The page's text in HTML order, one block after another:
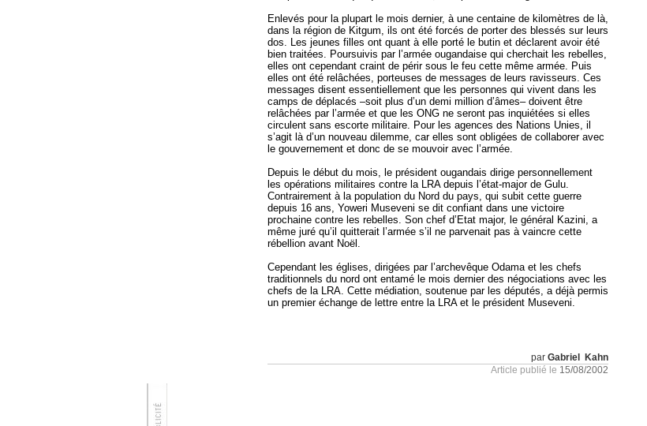
Enlevés pour la plupart le mois dernier, à une centaine de kilomètres de là,
dans la région de Kitgum, ils ont été forcés de porter des blessés sur leurs
dos. Les jeunes filles ont quant à elle porté le butin et déclarent avoir été
bien traitées. Poursuivis par l’armée ougandaise qui cherchait les rebelles,
elles ont cependant craint de périr sous le feu cette même armée. Puis
elles ont été relâchées, porteuses de messages de leurs ravisseurs. Ces
messages disent essentiellement que les personnes qui vivent dans les
camps de déplacés –soit plus d’un demi million d’âmes– doivent être
relâchées par l’armée et que les ONG ne seront pas inquiétées si elles
circulent sans escorte militaire. Pour les agences des Nations Unies, il
s’agit là d’un nouveau dilemme, car elles sont obligées de collaborer avec
le gouvernement et donc de se mouvoir avec l’armée.
Depuis le début du mois, le président ougandais dirige personnellement
les opérations militaires contre la LRA depuis l’état-major de Gulu.
Contrairement à la population du Nord du pays, qui subit cette guerre
depuis 16 ans, Yoweri Museveni se dit confiant dans une victoire
prochaine contre les rebelles. Son chef d’Etat major, le général Kazini, a
même juré qu’il quitterait l’armée s’il ne parvenait pas à vaincre cette
rébellion avant Noël.
Cependant les églises, dirigées par l’archevêque Odama et les chefs
traditionnels du nord ont entamé le mois dernier des négociations avec les
chefs de la LRA. Cette médiation, soutenue par les députés, a déjà permis
un premier échange de lettre entre la LRA et le président Museveni.
par Gabriel Kahn
Article publié le 15/08/2002